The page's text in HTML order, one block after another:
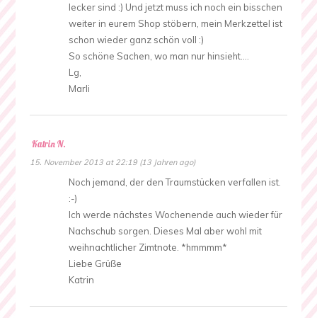
lecker sind :) Und jetzt muss ich noch ein bisschen
weiter in eurem Shop stöbern, mein Merkzettel ist
schon wieder ganz schön voll :)
So schöne Sachen, wo man nur hinsieht….
Lg,
Marli
Katrin N.
15. November 2013 at 22:19 (13 Jahren ago)
Noch jemand, der den Traumstücken verfallen ist.
:-)
Ich werde nächstes Wochenende auch wieder für
Nachschub sorgen. Dieses Mal aber wohl mit
weihnachtlicher Zimtnote. *hmmmm*
Liebe Grüße
Katrin